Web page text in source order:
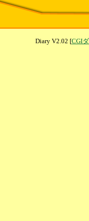
Diary V2.02 [CGI